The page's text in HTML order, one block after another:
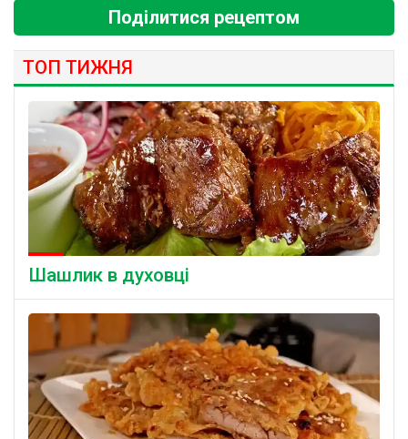
Поділитися рецептом
ТОП ТИЖНЯ
Шашлик в духовці